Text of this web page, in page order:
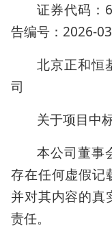
证券代码：
告编号：2026-
北京正和恒
司
关于项目中
本公司董事
存在任何虚假记
并对其内容的真
责任。